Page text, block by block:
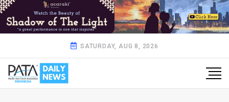
SATURDAY, AUG 8, 2026